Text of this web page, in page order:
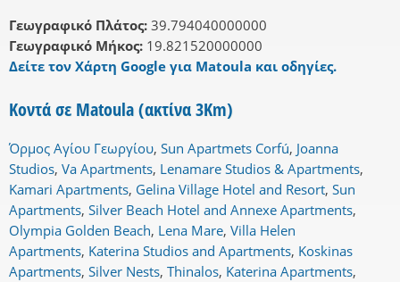
Γεωγραφικό Πλάτος: 39.794040000000
Γεωγραφικό Μήκος: 19.821520000000
Δείτε τον Χάρτη Google για Matoula και οδηγίες.
Κοντά σε Matoula (ακτίνα 3Km)
Όρμος Αγίου Γεωργίου, Sun Apartmets Corfú, Joanna
Studios, Va Apartments, Lenamare Studios & Apartments,
Kamari Apartments, Gelina Village Hotel and Resort, Sun
Apartments, Silver Beach Hotel and Annexe Apartments,
Olympia Golden Beach, Lena Mare, Villa Helen
Apartments, Katerina Studios and Apartments, Koskinas
Apartments, Silver Nests, Thinalos, Katerina Apartments,